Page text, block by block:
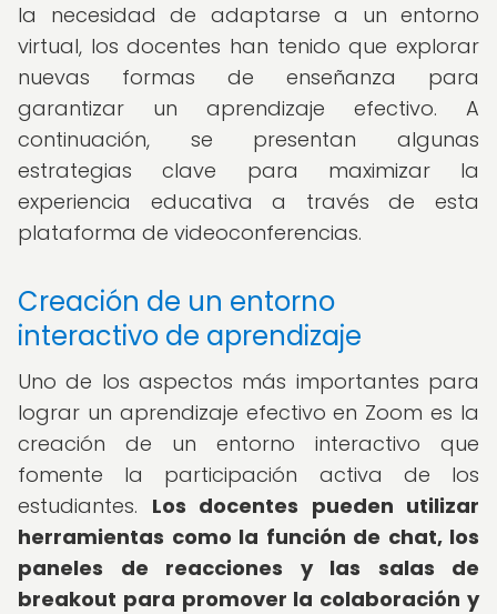
la necesidad de adaptarse a un entorno
virtual, los docentes han tenido que explorar
nuevas formas de enseñanza para
garantizar un aprendizaje efectivo. A
continuación, se presentan algunas
estrategias clave para maximizar la
experiencia educativa a través de esta
plataforma de videoconferencias.
Creación de un entorno
interactivo de aprendizaje
Uno de los aspectos más importantes para
lograr un aprendizaje efectivo en Zoom es la
creación de un entorno interactivo que
fomente la participación activa de los
estudiantes. Los docentes pueden utilizar
herramientas como la función de chat, los
paneles de reacciones y las salas de
breakout para promover la colaboración y